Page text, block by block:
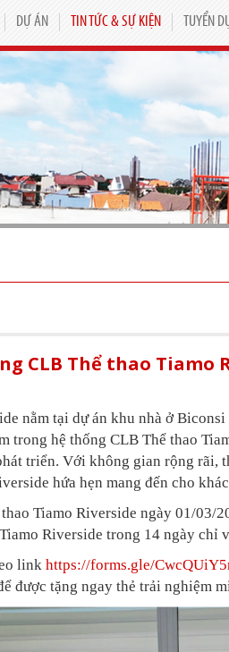
DỰ ÁN TIN TỨC & SỰ KIỆN TUYỂN
CLB Thể thao Tiamo
nằm tại dự án khu nhà ở
trong hệ thống CLB Thể thao
triển. Với không gian rộng rãi,
hứa hẹn mang đến cho
Tiamo Riverside ngày 01/03/
Riverside trong 14 ngày chỉ
link https://forms.gle/
được tặng ngay thẻ trải nghiệm